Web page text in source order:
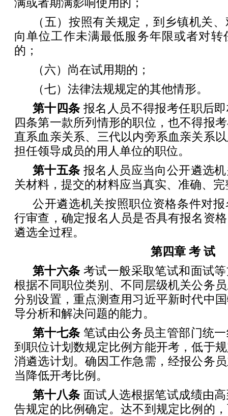
（五）按照有关规定，到乡镇机关
向单位工作未满最低服务年限或者对转
的；
（六）尚在试用期的；
（七）法律法规规定的其他情形。
第十四条 报名人员不得报考任职后
四条第一款所列情形的职位，也不得报
直系血亲关系、三代以内旁系血亲关系
担任领导成员的用人单位的职位。
第十五条 报名人员应当向公开遴选
关材料，提交的材料应当真实、准确、完
公开遴选机关按照职位资格条件对
行审查，确定报名人员是否具有报名资
遴选全过程。
第四章 考 试
第十六条 考试一般采取笔试和面试
根据不同职位类别、不同层级机关公务
分别设置，重点测查用习近平新时代中
导分析和解决问题的能力。
第十七条 笔试由公务员主管部门统
到职位计划数规定比例方能开考，低于
消遴选计划。确因工作急需，经报公务
当降低开考比例。
第十八条 面试人选根据笔试成绩由
告规定的比例确定。达不到规定比例的